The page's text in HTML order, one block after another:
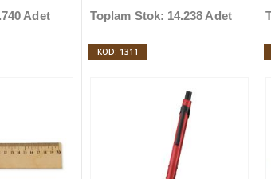
Adet Toplam Stok: 14.238 Adet
KOD: 1311